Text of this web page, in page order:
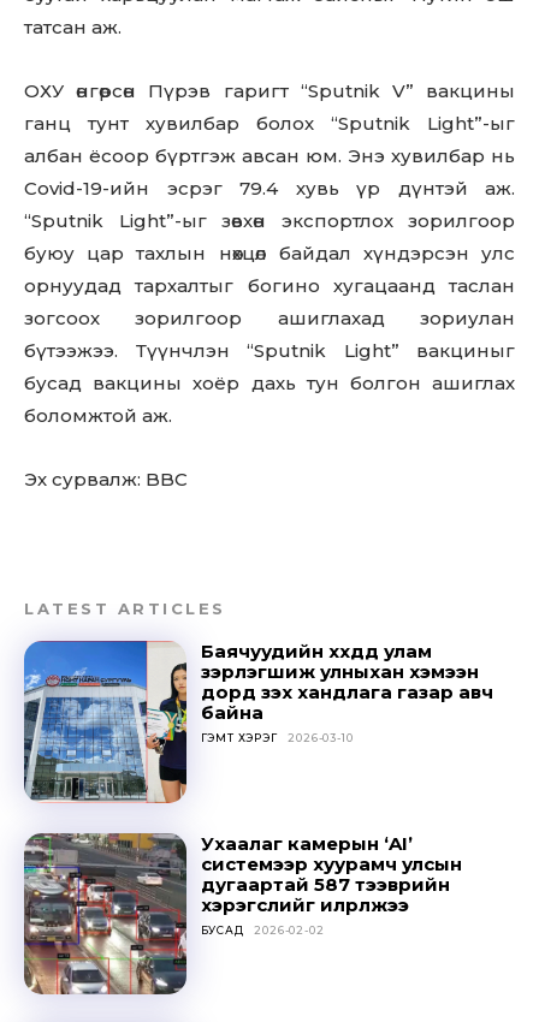
out!
Sing up for our newsletter
to stay in the loop.
татсан аж.
ОХУ өнгөрсөн Пүрэв гаригт “Sputnik V” вакцины
ганц тунт хувилбар болох “Sputnik Light”-ыг
албан ёсоор бүртгэж авсан юм. Энэ хувилбар нь
Covid-19-ийн эсрэг 79.4 хувь үр дүнтэй аж.
“Sputnik Light”-ыг зөвхөн экспортлох зорилгоор
буюу цap тaxлын нөхцөл байдал хүндэрсэн улс
орнуудад тархалтыг богино хугацаанд таслан
зогсоох зорилгоор ашиглахад зориулан
бүтээжээ. Түүнчлэн “Sputnik Light” вакциныг
бусад вакцины хоёр дахь тун болгон ашиглах
боломжтой аж.
Эх сурвалж: BBC
LATEST ARTICLES
Баячуудийн хүүхдүүд улам
зэрлэгшиж улныхан хэмээн
дорд үзэх хандлага газар авч
байна
ГЭМТ ХЭРЭГ 2026-03-10
Ухаалаг камерын ‘AI’
системээр хуурамч улсын
дугаартай 587 тээврийн
хэрэгслийг илрүүлжээ
БУСАД 2026-02-02